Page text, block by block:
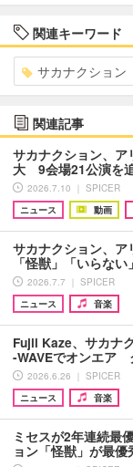
関連キーワード
サカナクション
関連記事
サカナクション、
大 9会場21公演を
2026.7.10 ｜ SPICER
ニュース
動画
サカナクション、ア
「怪獣」「いらな
2026.7.7 ｜ SPICER
ニュース
音楽
Fujii Kaze、サカナ
-WAVEでオンエア
2026.6.26 ｜ SPICER
ニュース
音楽
ミセスが2年連続最
ョン「怪獣」が最